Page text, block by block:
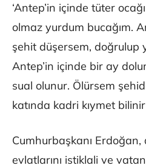
‘Antep’in içinde tüter
olmaz yurdum bucağım.
şehit düşersem, doğrulup
Antep’in içinde bir ay
sual olunur. Ölürsem
katında kadri kıymet
Cumhurbaşkanı
evlatlarını istiklali ve